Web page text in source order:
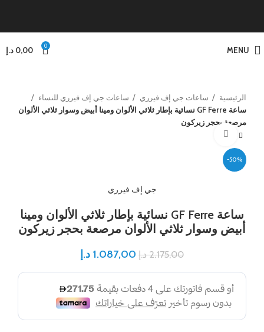
MENU
0
0,00 د.إ
الرئيسية ساعات جي إف فيرري
ساعات جي إف فيرري للنساء
ساعة GF Ferre نسائية بإطار ثلاثي الألوان ومينا أبيض وسوار ثلاثي الألوان
مرصعة بحجر زيركون
-50%
جي إف فيرري
ساعة GF Ferre نسائية بإطار ثلاثي الألوان ومينا
أبيض وسوار ثلاثي الألوان مرصعة بحجر زيركون
2.175,00 د.إ 1.087,00 د.إ